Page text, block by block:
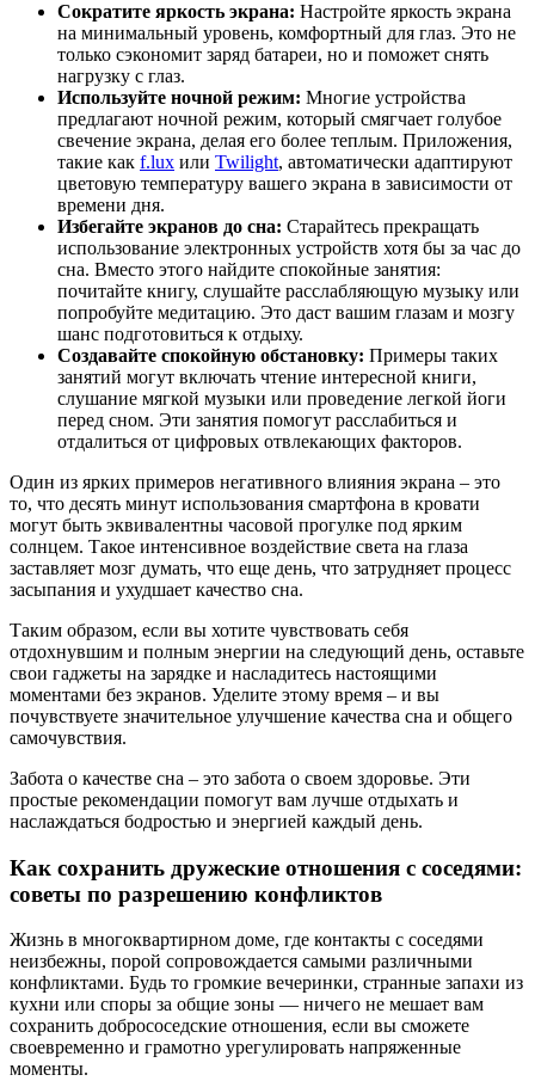
Сократите яркость экрана: Настройте яркость экрана
на минимальный уровень, комфортный для глаз. Это не
только сэкономит заряд батареи, но и поможет снять
нагрузку с глаз.
Используйте ночной режим: Многие устройства
предлагают ночной режим, который смягчает голубое
свечение экрана, делая его более теплым. Приложения,
такие как f.lux или Twilight, автоматически адаптируют
цветовую температуру вашего экрана в зависимости от
времени дня.
Избегайте экранов до сна: Старайтесь прекращать
использование электронных устройств хотя бы за час до
сна. Вместо этого найдите спокойные занятия:
почитайте книгу, слушайте расслабляющую музыку или
попробуйте медитацию. Это даст вашим глазам и мозгу
шанс подготовиться к отдыху.
Создавайте спокойную обстановку: Примеры таких
занятий могут включать чтение интересной книги,
слушание мягкой музыки или проведение легкой йоги
перед сном. Эти занятия помогут расслабиться и
отдалиться от цифровых отвлекающих факторов.
Один из ярких примеров негативного влияния экрана – это
то, что десять минут использования смартфона в кровати
могут быть эквивалентны часовой прогулке под ярким
солнцем. Такое интенсивное воздействие света на глаза
заставляет мозг думать, что еще день, что затрудняет процесс
засыпания и ухудшает качество сна.
Таким образом, если вы хотите чувствовать себя
отдохнувшим и полным энергии на следующий день, оставьте
свои гаджеты на зарядке и насладитесь настоящими
моментами без экранов. Уделите этому время – и вы
почувствуете значительное улучшение качества сна и общего
самочувствия.
Забота о качестве сна – это забота о своем здоровье. Эти
простые рекомендации помогут вам лучше отдыхать и
наслаждаться бодростью и энергией каждый день.
Как сохранить дружеские отношения с соседями:
советы по разрешению конфликтов
Жизнь в многоквартирном доме, где контакты с соседями
неизбежны, порой сопровождается самыми различными
конфликтами. Будь то громкие вечеринки, странные запахи из
кухни или споры за общие зоны — ничего не мешает вам
сохранить добрососедские отношения, если вы сможете
своевременно и грамотно урегулировать напряженные
моменты.